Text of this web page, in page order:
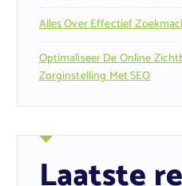
Alles Over Effectief
Optimaliseer De Online
Zorginstelling Met SEO